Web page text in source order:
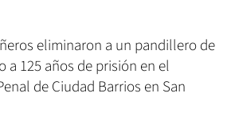
eliminaron a un pandillero de
a 125 años de prisión en el
de Ciudad Barrios en San